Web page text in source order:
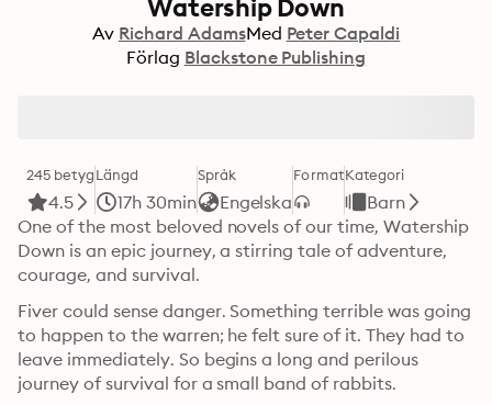
Watership Down
Av Richard AdamsMed Peter Capaldi
Förlag Blackstone Publishing
245 betyg
4.5
Längd
17h 30min
Språk
Engelska
FormatKategori
Barn
One of the most beloved novels of our time, Watership
Down is an epic journey, a stirring tale of adventure,
courage, and survival.
Fiver could sense danger. Something terrible was going
to happen to the warren; he felt sure of it. They had to
leave immediately. So begins a long and perilous
journey of survival for a small band of rabbits.